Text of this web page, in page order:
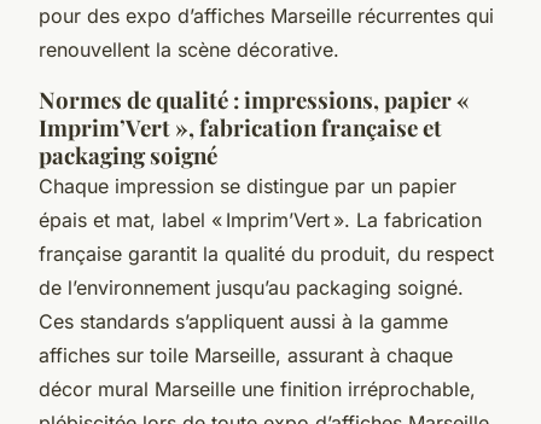
pour des expo d’affiches Marseille récurrentes qui
renouvellent la scène décorative.
Normes de qualité : impressions, papier «
Imprim’Vert », fabrication française et
packaging soigné
Chaque impression se distingue par un papier
épais et mat, label « Imprim’Vert ». La fabrication
française garantit la qualité du produit, du respect
de l’environnement jusqu’au packaging soigné.
Ces standards s’appliquent aussi à la gamme
affiches sur toile Marseille, assurant à chaque
décor mural Marseille une finition irréprochable,